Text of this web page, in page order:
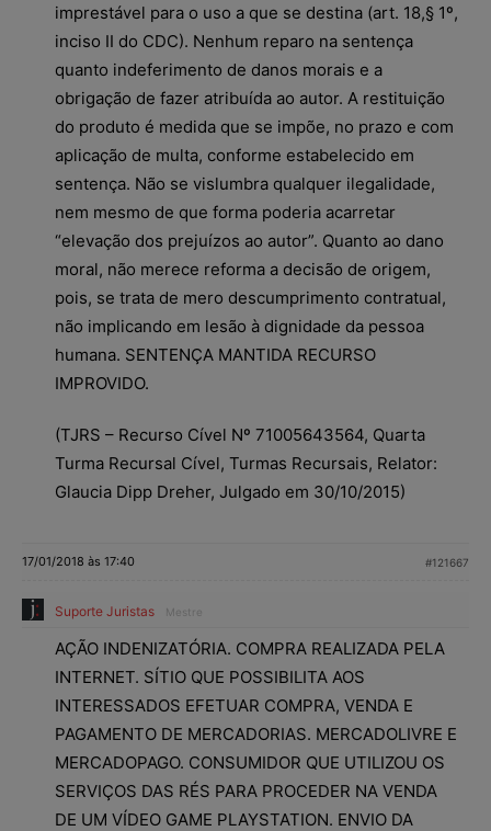
imprestável para o uso a que se destina (art. 18,§ 1º,
inciso II do CDC). Nenhum reparo na sentença
quanto indeferimento de danos morais e a
obrigação de fazer atribuída ao autor. A restituição
do produto é medida que se impõe, no prazo e com
aplicação de multa, conforme estabelecido em
sentença. Não se vislumbra qualquer ilegalidade,
nem mesmo de que forma poderia acarretar
“elevação dos prejuízos ao autor”. Quanto ao dano
moral, não merece reforma a decisão de origem,
pois, se trata de mero descumprimento contratual,
não implicando em lesão à dignidade da pessoa
humana. SENTENÇA MANTIDA RECURSO
IMPROVIDO.
(TJRS – Recurso Cível Nº 71005643564, Quarta
Turma Recursal Cível, Turmas Recursais, Relator:
Glaucia Dipp Dreher, Julgado em 30/10/2015)
17/01/2018 às 17:40 #121667
Suporte Juristas Mestre
AÇÃO INDENIZATÓRIA. COMPRA REALIZADA PELA
INTERNET. SÍTIO QUE POSSIBILITA AOS
INTERESSADOS EFETUAR COMPRA, VENDA E
PAGAMENTO DE MERCADORIAS. MERCADOLIVRE E
MERCADOPAGO. CONSUMIDOR QUE UTILIZOU OS
SERVIÇOS DAS RÉS PARA PROCEDER NA VENDA
DE UM VÍDEO GAME PLAYSTATION. ENVIO DA